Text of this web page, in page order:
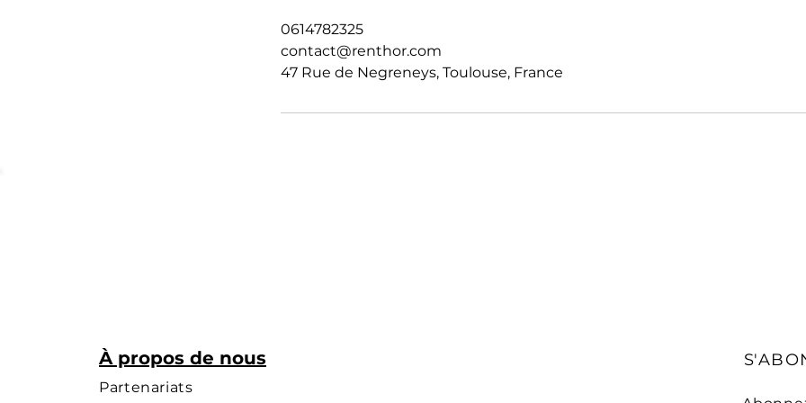
0614782325
contact@renthor.com
47 Rue de Negreneys, Toulouse, France
À propos de nous
Partenariats